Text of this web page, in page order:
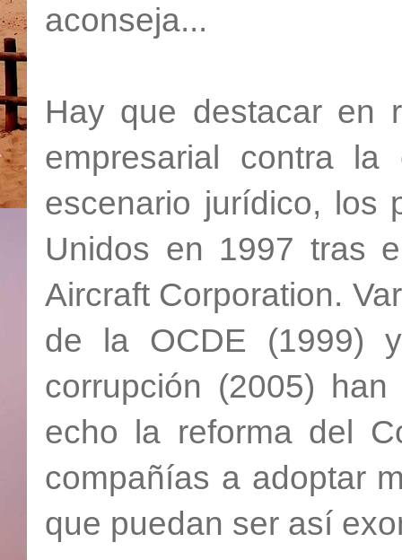
aconseja...
Hay que destacar en
empresarial contra
escenario jurídico, los
Unidos en 1997 tras
Aircraft Corporation.
de la OCDE (1999)
corrupción (2005)
echo la reforma del
compañías a adoptar
que puedan ser así